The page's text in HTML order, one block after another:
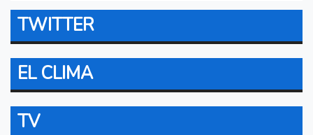
TWITTER
EL CLIMA
TV